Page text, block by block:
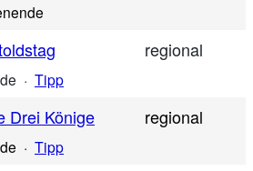
regional
· Tipp
Drei Könige regional
· Tipp